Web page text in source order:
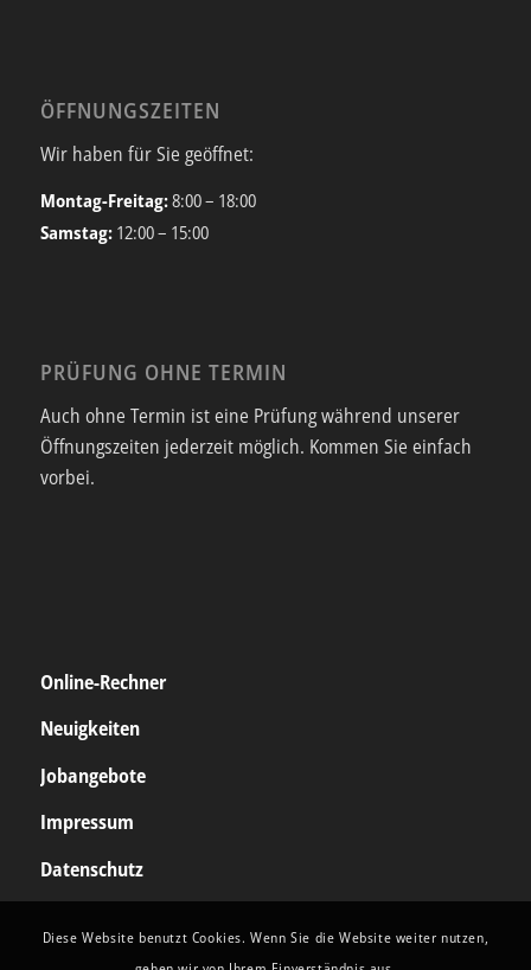
ÖFFNUNGSZEITEN
Wir haben für Sie geöffnet:
Montag-Freitag:8:00 – 18:00
Samstag: 12:00 – 15:00
PRÜFUNG OHNE TERMIN
Auch ohne Termin ist eine Prüfung während unserer
Öffnungszeiten jederzeit möglich. Kommen Sie einfach
vorbei.
Online-Rechner
Neuigkeiten
Jobangebote
Impressum
Datenschutz
Diese Website benutzt Cookies. Wenn Sie die Website weiter nutzen,